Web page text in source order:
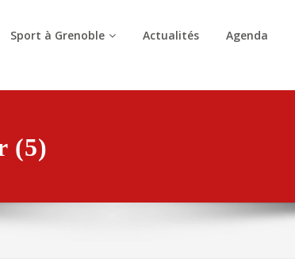
Sport à Grenoble Actualités Agenda
(5)